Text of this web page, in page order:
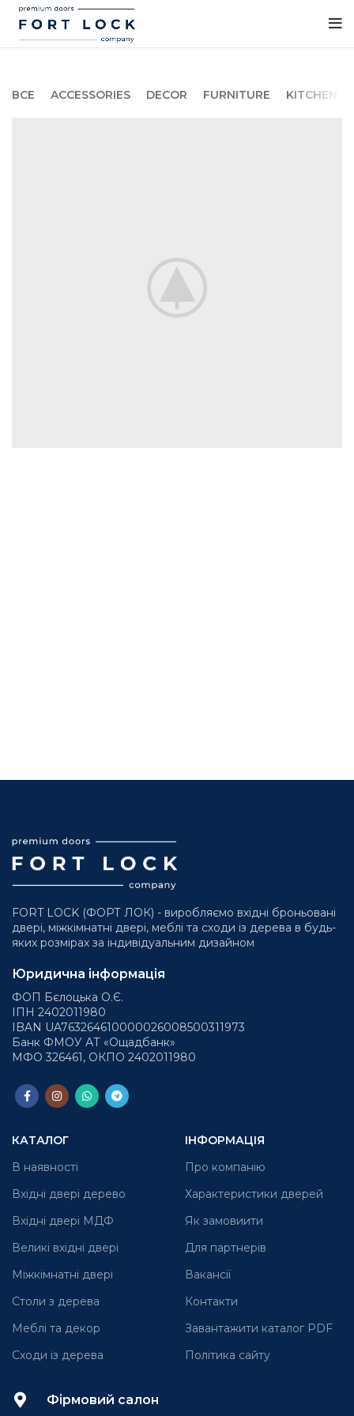
ВСЕ ACCESSORIES DECOR FURNITURE KITCHEN
FORT LOCK (ФОРТ ЛОК) - виробляємо вхідні броньовані
двері, міжкімнатні двері, меблі та сходи із дерева в будь-
яких розмірах за індивідуальним дизайном
Юридична інформація
ФОП Бєлоцька О.Є.
ІПН 2402011980
IBAN UA763264610000026008500311973
Банк ФМОУ АТ «Ощадбанк»
МФО 326461, ОКПО 2402011980
КАТАЛОГ
В наявності
Вхідні двері дерево
Вхідні двері МДФ
Великі вхідні двері
Міжкімнатні двері
Столи з дерева
Меблі та декор
Сходи із дерева
ІНФОРМАЦІЯ
Про компанію
Характеристики дверей
Як замовиити
Для партнерів
Вакансії
Контакти
Завантажити каталог PDF
Політика сайту
Фірмовий салон